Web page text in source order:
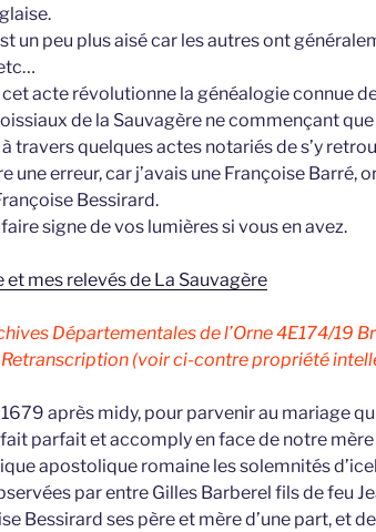
un peu plus aisé car les autres ont
acte révolutionne la généalogie connue
de la Sauvagère ne commençant que
travers quelques actes notariés de s’y
une erreur, car j’avais une Françoise Barré,
Bessirard.
signe de vos lumières si vous en avez.
et mes relevés de La Sauvagère
Départementales de l’Orne 4E174/19
Retranscription (voir ci-contre propriété
1679 après midy, pour parvenir au mariage
parfait et accomply en face de notre
apostolique romaine les solemnités
par entre Gilles Barberel fils de feu
Bessirard ses père et mère d’une part, et